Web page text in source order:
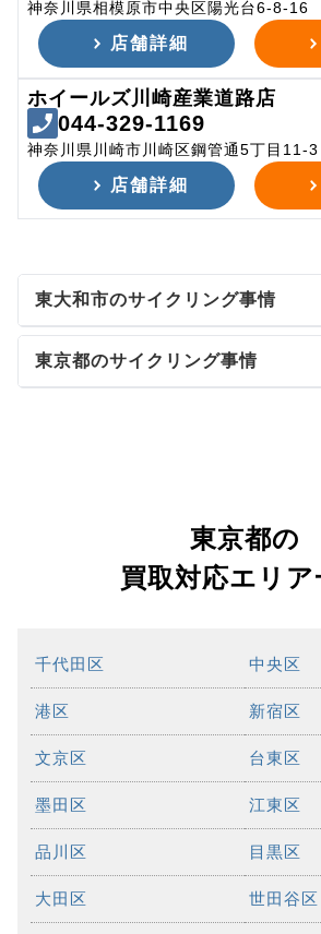
神奈川県相模原市中央区陽光台6-8-16
店舗詳細
ホイールズ川崎産業道路店
044-329-1169
神奈川県川崎市川崎区鋼管通5丁目11-3
店舗詳細
東大和市のサイクリング事情
東京都のサイクリング事情
東京都の
買取対応エリア
千代田区 中央区
港区 新宿区
文京区 台東区
墨田区 江東区
品川区 目黒区
大田区 世田谷区